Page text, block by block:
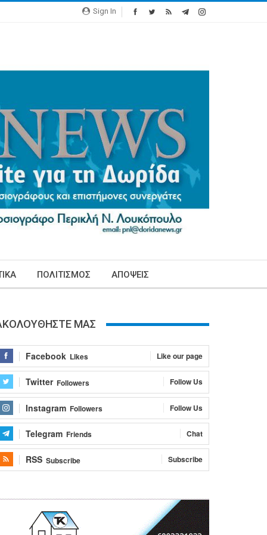
Sign In
ΠΟΛΙΤΙΣΜΟΣ ΑΠΟΨΕΙΣ
ΜΑΣ
Facebook Likes Like our page
Twitter Followers Follow Us
Instagram Followers Follow Us
Telegram Friends Chat
RSS Subscribe Subscribe